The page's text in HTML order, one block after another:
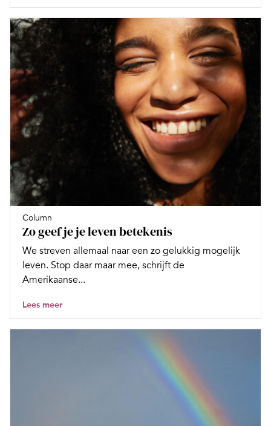
Column
Zo geef je je leven betekenis
We streven allemaal naar een zo gelukkig mogelijk
leven. Stop daar maar mee, schrijft de
Amerikaanse...
Lees meer